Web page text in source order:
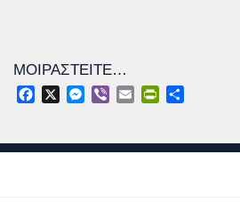
ΜΟΙΡΑΣΤΕΊΤΕ…
FacebookMessenger
Viber EmailPrintFriendly